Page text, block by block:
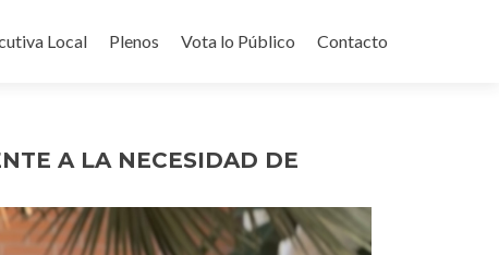
Local Plenos Vota lo Público Contacto
A LA NECESIDAD DE